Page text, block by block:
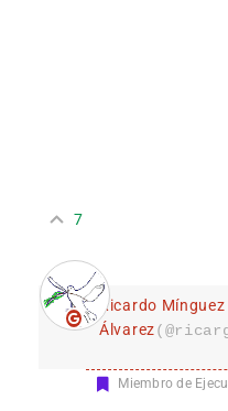
7
Ricardo Mínguez
Álvarez
Miembro de